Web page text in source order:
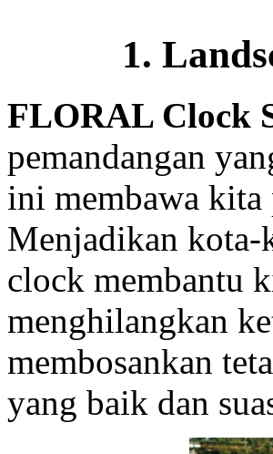
1.
FLORAL Clock
pemandangan
ini membawa kita
Menjadikan
clock membantu
menghilangkan
membosankan
yang baik dan